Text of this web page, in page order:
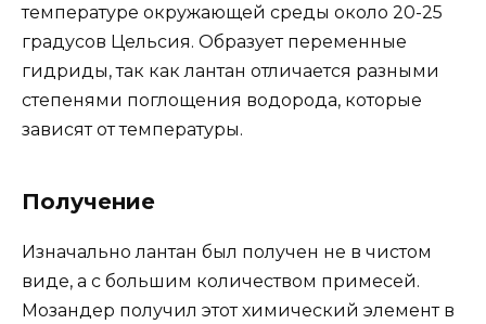
температуре окружающей среды около 20-25
градусов Цельсия. Образует переменные
гидриды, так как лантан отличается разными
степенями поглощения водорода, которые
зависят от температуры.
Получение
Изначально лантан был получен не в чистом
виде, а с большим количеством примесей.
Мозандер получил этот химический элемент в